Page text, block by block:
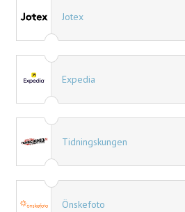
Jotex
Expedia
Tidningskungen
Önskefoto